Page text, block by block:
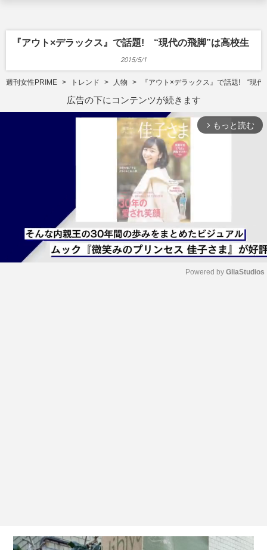
『アウト×デラックス』で話題! “現代の飛脚”は高校生
2015/5/1
週刊女性PRIME トレンド 人物 『アウト×デラックス』で話題! “現代
広告の下にコンテンツが続きます
arrow_forward_ios もっと読む
Powered by GliaStudios